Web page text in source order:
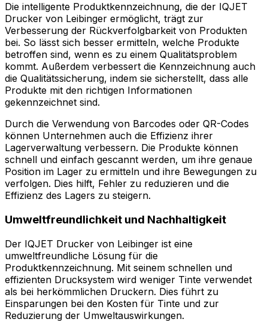
Die intelligente Produktkennzeichnung, die der IQJET
Drucker von Leibinger ermöglicht, trägt zur
Verbesserung der Rückverfolgbarkeit von Produkten
bei. So lässt sich besser ermitteln, welche Produkte
betroffen sind, wenn es zu einem Qualitätsproblem
kommt. Außerdem verbessert die Kennzeichnung auch
die Qualitätssicherung, indem sie sicherstellt, dass alle
Produkte mit den richtigen Informationen
gekennzeichnet sind.
Durch die Verwendung von Barcodes oder QR-Codes
können Unternehmen auch die Effizienz ihrer
Lagerverwaltung verbessern. Die Produkte können
schnell und einfach gescannt werden, um ihre genaue
Position im Lager zu ermitteln und ihre Bewegungen zu
verfolgen. Dies hilft, Fehler zu reduzieren und die
Effizienz des Lagers zu steigern.
Umweltfreundlichkeit und Nachhaltigkeit
Der IQJET Drucker von Leibinger ist eine
umweltfreundliche Lösung für die
Produktkennzeichnung. Mit seinem schnellen und
effizienten Drucksystem wird weniger Tinte verwendet
als bei herkömmlichen Druckern. Dies führt zu
Einsparungen bei den Kosten für Tinte und zur
Reduzierung der Umweltauswirkungen.